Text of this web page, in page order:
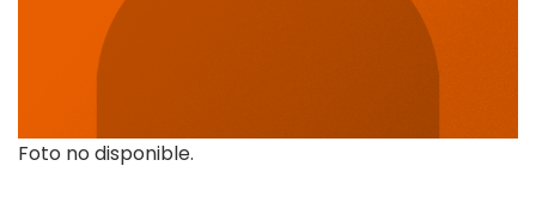
Foto no disponible.